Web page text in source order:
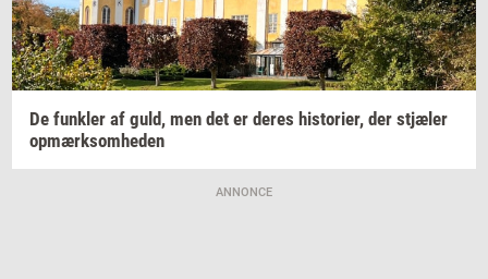
De funk­ler af guld, men det er deres hi­sto­ri­er, der stjæ­ler
op­mærk­som­he­den
ANNONCE